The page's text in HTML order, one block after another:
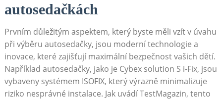
autosedačkách
Prvním důležitým aspektem, který byste měli vzít v úvahu
při výběru autosedačky, jsou moderní technologie a
inovace, které zajišťují maximální bezpečnost vašich dětí.
Například autosedačky, jako je Cybex solution S i-Fix, jsou
vybaveny systémem ISOFIX, který výrazně minimalizuje
riziko nesprávné instalace. Jak uvádí TestMagazin, tento